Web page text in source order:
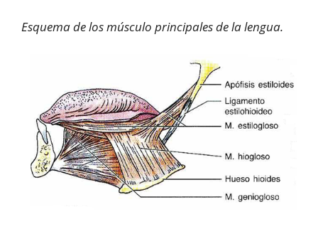
Esquema de los músculo principales de la lengua.